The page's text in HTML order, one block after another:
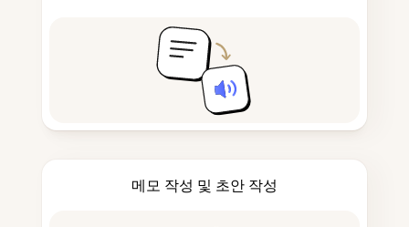
메모 작성 및 초안 작성